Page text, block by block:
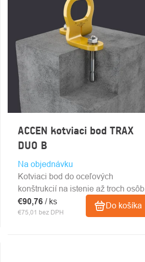
ACCEN kotviaci bod TRAX
DUO B
Na objednávku
€75,01 bez DPH
€90,76 / ks Do košíka
Kotviaci bod do oceľových
konštrukcií na istenie až troch osôb.